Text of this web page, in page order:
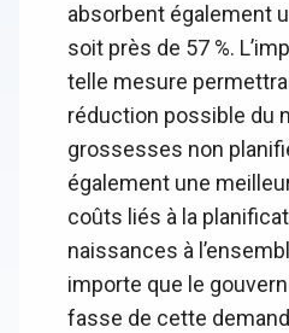
absorbent également
soit près de 57 %.
telle mesure
réduction possible du
grossesses non
également une
coûts liés à la
naissances à
importe que le
fasse de cette